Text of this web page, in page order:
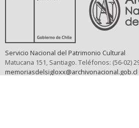
Servicio Nacional del Patrimonio Cultural
Matucana 151, Santiago. Teléfonos: (56-02)
memoriasdelsigloxx@archivonacional.gob.cl